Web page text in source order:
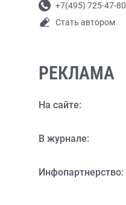
+7(495) 725-47-80
Стать автором
РЕКЛАМА
На сайте:
В журнале:
Инфопартнерство: